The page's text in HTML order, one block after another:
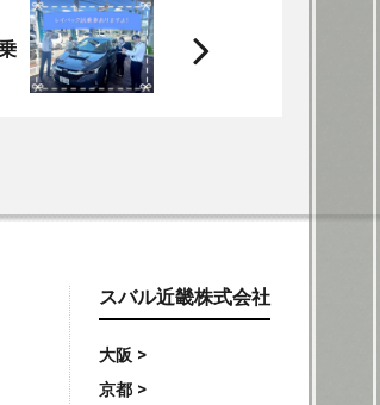
次
スバル近畿株式会社
大阪 >
京都 >